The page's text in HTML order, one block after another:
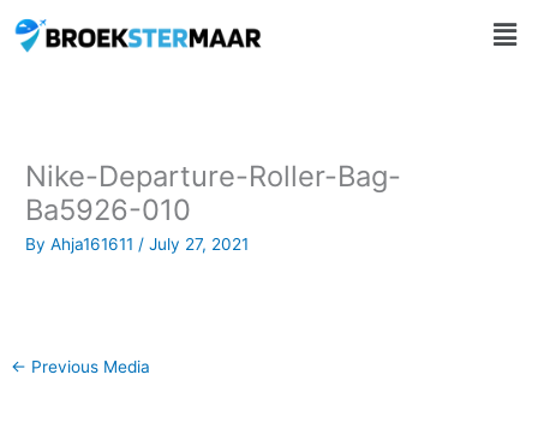
Nike-Departure-Roller-Bag-
Ba5926-010
ByAhja161611 /July 27, 2021
← Previous Media